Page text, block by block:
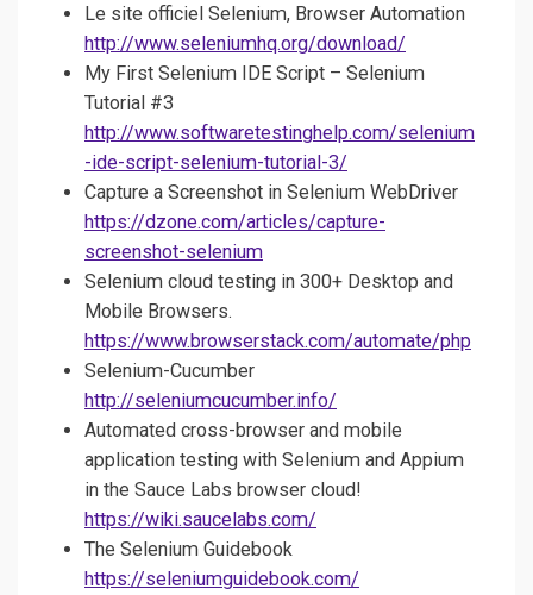
Le site officiel Selenium, Browser Automation
http://www.seleniumhq.org/download/
My First Selenium IDE Script – Selenium
Tutorial #3
http://www.softwaretestinghelp.com/selenium
-ide-script-selenium-tutorial-3/
Capture a Screenshot in Selenium WebDriver
https://dzone.com/articles/capture-
screenshot-selenium
Selenium cloud testing in 300+ Desktop and
Mobile Browsers.
https://www.browserstack.com/automate/php
Selenium-Cucumber
http://seleniumcucumber.info/
Automated cross-browser and mobile
application testing with Selenium and Appium
in the Sauce Labs browser cloud!
https://wiki.saucelabs.com/
The Selenium Guidebook
https://seleniumguidebook.com/